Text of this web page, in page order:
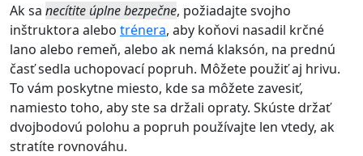
Ak sa necítite úplne bezpečne, požiadajte svojho
inštruktora alebo trénera, aby koňovi nasadil krčné
lano alebo remeň, alebo ak nemá klaksón, na prednú
časť sedla uchopovací popruh. Môžete použiť aj hrivu.
To vám poskytne miesto, kde sa môžete zavesiť,
namiesto toho, aby ste sa držali opraty. Skúste držať
dvojbodovú polohu a popruh používajte len vtedy, ak
stratíte rovnováhu.